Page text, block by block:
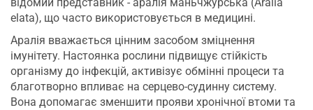
elata), що часто використовується в медицині.
Аралія вважається цінним засобом зміцнення
імунітету. Настоянка рослини підвищує стійкість
організму до інфекцій, активізує обмінні процеси та
благотворно впливає на серцево-судинну систему.
Вона допомагає зменшити прояви хронічної втоми та